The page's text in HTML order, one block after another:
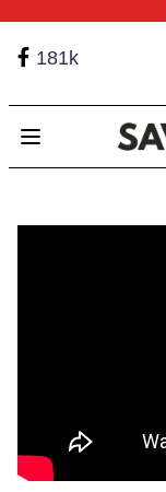
181k
Open main menu